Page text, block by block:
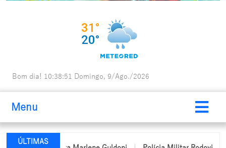
Bom dia! 10:38:53 Domingo, 9/Ago./2026
Menu
ÚLTIMAS